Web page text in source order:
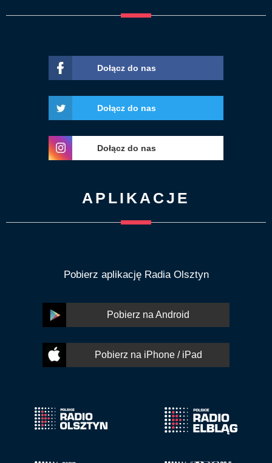
Dołącz do nas
Dołącz do nas
Dołącz do nas
APLIKACJE
Pobierz aplikację Radia Olsztyn
Pobierz na Android
Pobierz na iPhone / iPad